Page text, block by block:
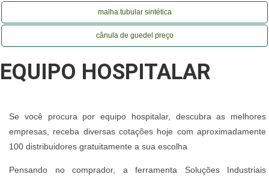
malha tubular sintética
cânula de guedel preço
EQUIPO HOSPITALAR
Se você procura por equipo hospitalar, descubra as melhores
empresas, receba diversas cotações hoje com aproximadamente
100 distribuidores gratuitamente a sua escolha
Pensando no comprador, a ferramenta Soluções Industriais